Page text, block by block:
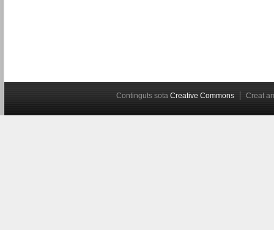
Continguts sota Creative Commons Creat